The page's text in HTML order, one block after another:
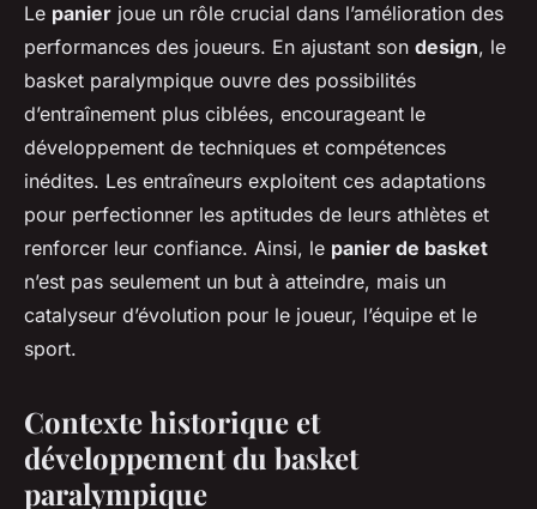
Le panier joue un rôle crucial dans l’amélioration des
performances des joueurs. En ajustant son design, le
basket paralympique ouvre des possibilités
d’entraînement plus ciblées, encourageant le
développement de techniques et compétences
inédites. Les entraîneurs exploitent ces adaptations
pour perfectionner les aptitudes de leurs athlètes et
renforcer leur confiance. Ainsi, le panier de basket
n’est pas seulement un but à atteindre, mais un
catalyseur d’évolution pour le joueur, l’équipe et le
sport.
Contexte historique et
développement du basket
paralympique